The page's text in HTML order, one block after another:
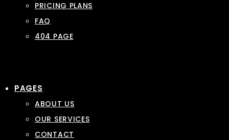
PRICING PLANS
FAQ
404 PAGE
PAGES
ABOUT US
OUR SERVICES
CONTACT